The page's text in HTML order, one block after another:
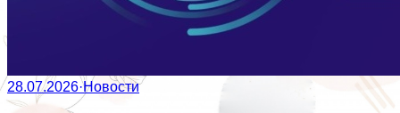
28.07.2026·Новости